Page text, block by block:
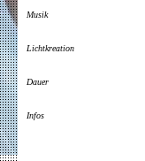
Musik
Lichtkreation
Dauer
Infos